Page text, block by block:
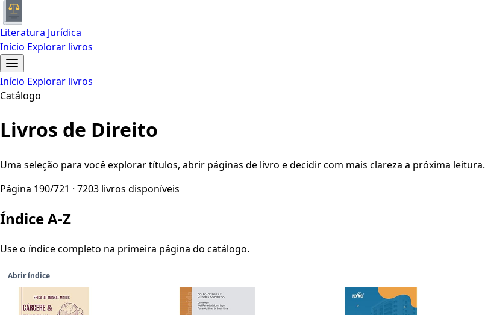
Literatura Jurídica
Início Explorar livros
Início Explorar livros
Catálogo
Livros de Direito
Uma seleção para você explorar títulos, abrir páginas de livro e decidir com mais clareza a próxima leitura.
Página 190/721 · 7203 livros disponíveis
Índice A-Z
Use o índice completo na primeira página do catálogo.
Abrir índice